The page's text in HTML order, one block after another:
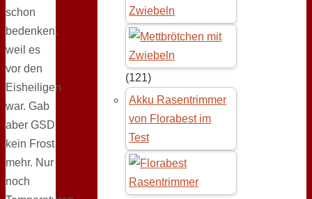
schon
bedenken,
weil es
vor den
Eisheiligen
war. Gab
aber GSD
kein Frost
mehr. Nur
noch
Zwiebeln
(121)
Akku Rasentrimmer
von Florabest im
Test